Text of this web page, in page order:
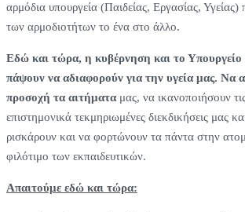
αρμόδια υπουργεία (Παιδείας, Εργασίας, Υγείας)
των αρμοδιοτήτων το ένα στο άλλο.
Εδώ και τώρα, η κυβέρνηση και το Υπουργείο
πάψουν να αδιαφορούν για την υγεία μας. Να
προσοχή τα αιτήματα μας, να ικανοποιήσουν
επιστημονικά τεκμηριωμένες διεκδικήσεις μας
ρισκάρουν και να φορτώνουν τα πάντα στην
φιλότιμο των εκπαιδευτικών.
Απαιτούμε εδώ και τώρα: